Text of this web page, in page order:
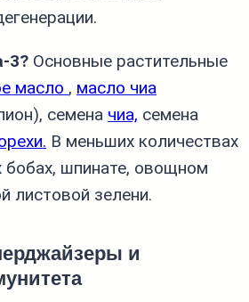
Основные растительные
масло , масло чиа
семена чиа, семена
В меньших количествах
бобах, шпинате, овощном
листовой зелени.
и